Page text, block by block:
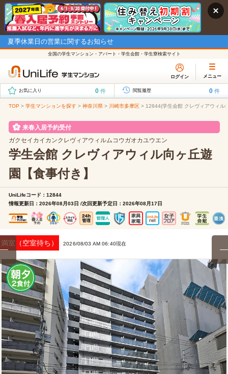
夏季休業日の営業に関するお知らせ
全国の学生マンション・アパート・学生会館・学生寮検索サイト
ログイン メニュー
お気に入り 0 件 閲覧履歴 0 件
TOP > 学生マンションを探す > 神奈川県 > 川崎市多摩区 > 12844(学生会館 クレヴィアウィル
来春入居予約受付
ガクセイカイカンクレヴィアウィルムコウガオカユウエン
学生会館 クレヴィアウィル向ヶ丘遊
園【食事付き】
UniLifeコード：12844
情報更新日：2026年08月03日 /次回更新予定日：2026年08月17日
満室（空室待ち） 2026/08/03 AM 06:40現在